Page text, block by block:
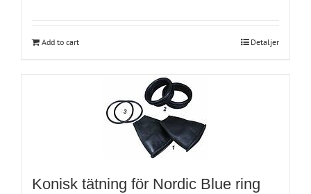
Add to cart Detaljer
Konisk tätning för Nordic Blue ring